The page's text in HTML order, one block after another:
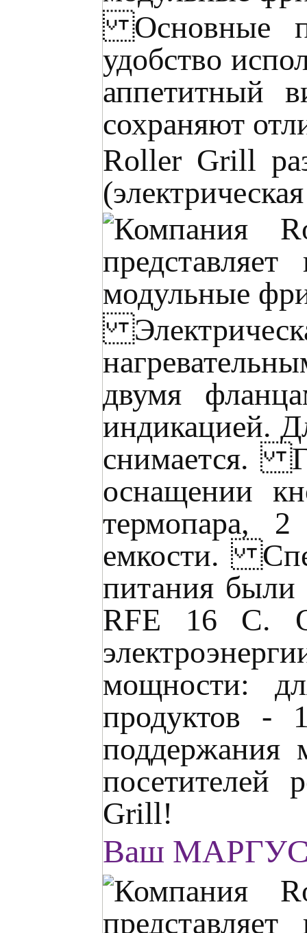
Основные
удобство
аппетитный
сохраняют
Roller Grill
двумя
индикацией.
снимается.
оснащении
термопара,
емкости.
питания были
RFE 16 C.
мощности:
продуктов -
Grill!
Ваш